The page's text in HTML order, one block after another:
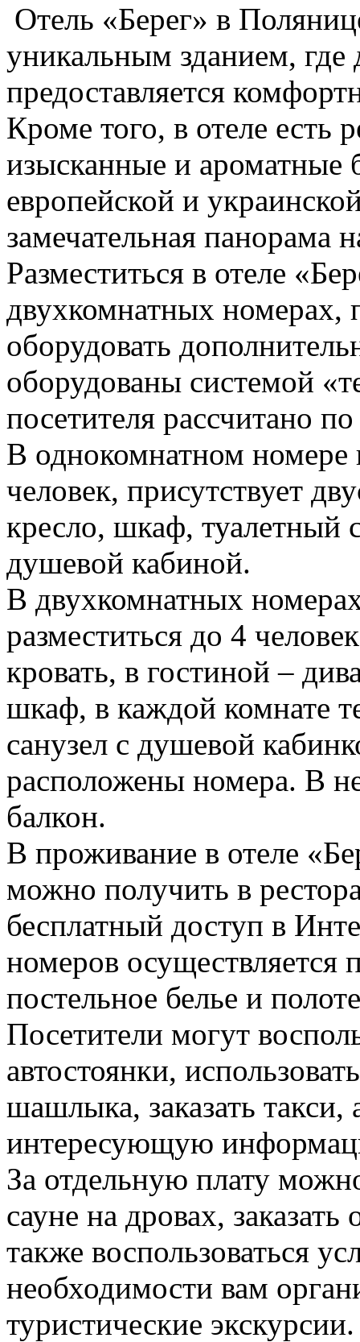
Отель «Берег» в
уникальным зданием,
предоставляется
Кроме того, в отеле есть
изысканные и ароматные
европейской и
замечательная панорама
Разместиться в отеле
двухкомнатных
оборудовать
оборудованы системой
посетителя рассчитано
В однокомнатном
человек, присутствует
кресло, шкаф, туалетный
душевой кабиной.
В двухкомнатных
разместиться до 4
кровать, в гостиной –
шкаф, в каждой комнате
санузел с душевой
расположены номера. В
балкон.
В проживание в отеле
можно получить в
бесплатный доступ в
номеров
постельное белье и
Посетители могут
автостоянки,
шашлыка, заказать
интересующую
За отдельную плату
сауне на дровах,
также воспользоваться
необходимости вам
туристические экскурсии.